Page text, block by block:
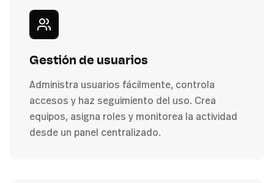
Gestión de usuarios
Administra usuarios fácilmente, controla
accesos y haz seguimiento del uso. Crea
equipos, asigna roles y monitorea la actividad
desde un panel centralizado.